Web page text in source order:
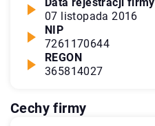
07 listopada 2016
NIP
7261170644
REGON
365814027
Cechy firmy